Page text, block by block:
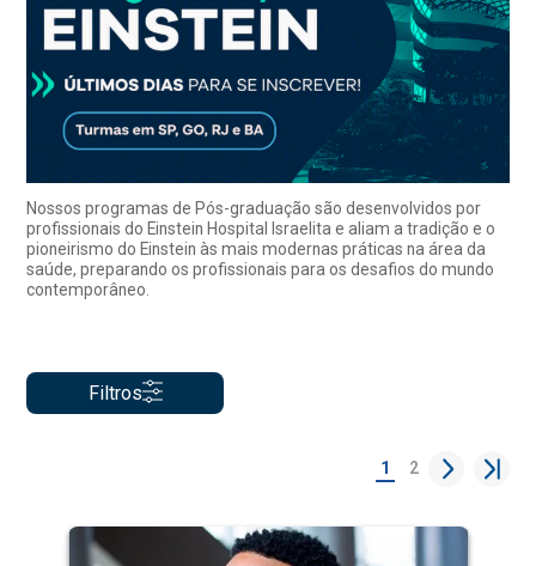
Nossos programas de Pós-graduação são desenvolvidos por
profissionais do Einstein Hospital Israelita e aliam a tradição e o
pioneirismo do Einstein às mais modernas práticas na área da
saúde, preparando os profissionais para os desafios do mundo
contemporâneo.
Filtros
1 2